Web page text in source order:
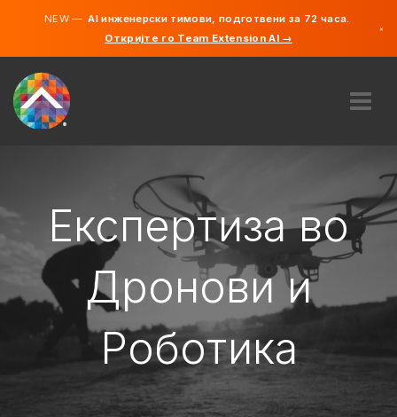
NEW —AI инженерски тимови, подготвени за 72 часа.
Откријте го Team Extension AI →
×
КАКО ФУНКЦИОНИРА?
КАРИЕРИ
АНГАЖИРАЈ
СЕВЕРНА МАКЕДОНИЈА
ЗАПОЧНЕТЕ
Експертиза во
Дронови и
Роботика